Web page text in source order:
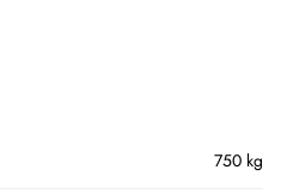
750 kg